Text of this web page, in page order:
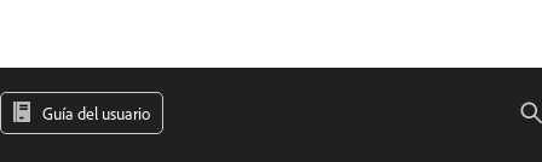
Guía del usuario